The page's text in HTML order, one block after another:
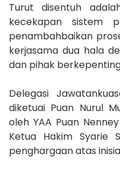
Turut disentuh
kecekapan sistem
penambahbaikan
kerjasama dua hala
dan pihak
Delegasi
diketuai Puan Nurul
oleh YAA Puan
Ketua Hakim Syarie
penghargaan atas